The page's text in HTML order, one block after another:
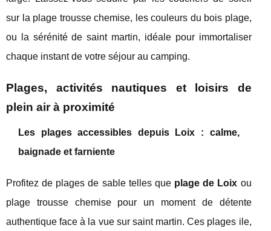
sur la plage trousse chemise, les couleurs du bois plage,
ou la sérénité de saint martin, idéale pour immortaliser
chaque instant de votre séjour au camping.
Plages, activités nautiques et loisirs de
plein air à proximité
Les plages accessibles depuis Loix : calme,
baignade et farniente
Profitez de plages de sable telles que plage de Loix ou
plage trousse chemise pour un moment de détente
authentique face à la vue sur saint martin. Ces plages ile,